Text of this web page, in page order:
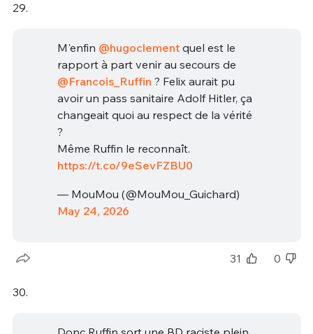
29.
M'enfin @hugoclementquel est le
rapport à part venir au secours de
@Francois_Ruffin ? Felix aurait pu
avoir un pass sanitaire Adolf Hitler, ça
changeait quoi au respect de la vérité
?
Même Ruffin le reconnaît.
https://t.co/9eSevFZBU0
— MouMou (@MouMou_Guichard)
May 24, 2026
31 0
30.